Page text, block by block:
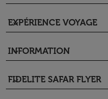
EXPÉRIENCE VOYAGE
keyboard_arrow_down
INFORMATION
keyboard_arrow_down
FIDELITE SAFAR FLYER
keyboard_arrow_down